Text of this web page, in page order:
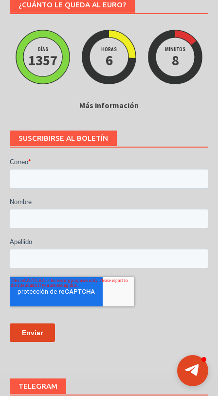
¿CUÁNTO LE QUEDA AL EURO?
DÍAS
1357
HORAS
6
MINUTOS
8
Más información
SUSCRIBIRSE AL BOLETÍN
TELEGRAM